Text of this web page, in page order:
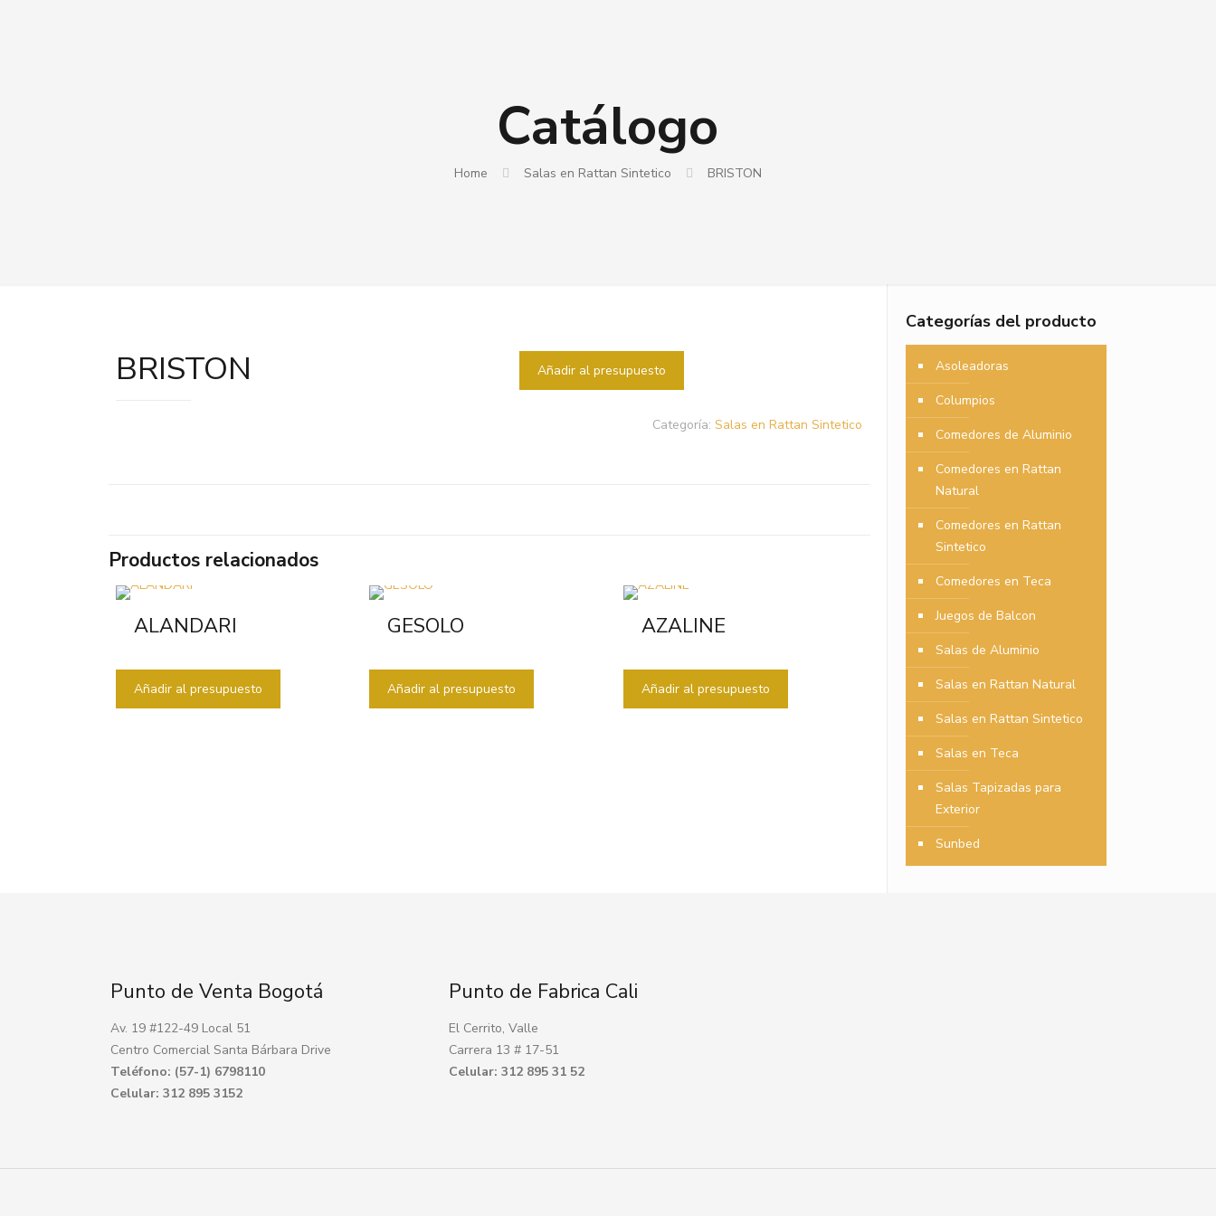
Catálogo
Home Salas en Rattan Sintetico BRISTON
BRISTON Añadir al presupuesto
Categoría:Salas en Rattan Sintetico
Productos relacionados
ALANDARI
Añadir al presupuesto
GESOLO
Añadir al presupuesto
AZALINE
Añadir al presupuesto
Categorías del producto
Asoleadoras
Columpios
Comedores de Aluminio
Comedores en Rattan
Natural
Comedores en Rattan
Sintetico
Comedores en Teca
Juegos de Balcon
Salas de Aluminio
Salas en Rattan Natural
Salas en Rattan Sintetico
Salas en Teca
Salas Tapizadas para
Exterior
Sunbed
Punto de Venta Bogotá
Av. 19 #122-49 Local 51
Centro Comercial Santa Bárbara Drive
Teléfono: (57-1) 6798110
Celular: 312 895 3152
Punto de Fabrica Cali
El Cerrito, Valle
Carrera 13 # 17-51
Celular: 312 895 31 52